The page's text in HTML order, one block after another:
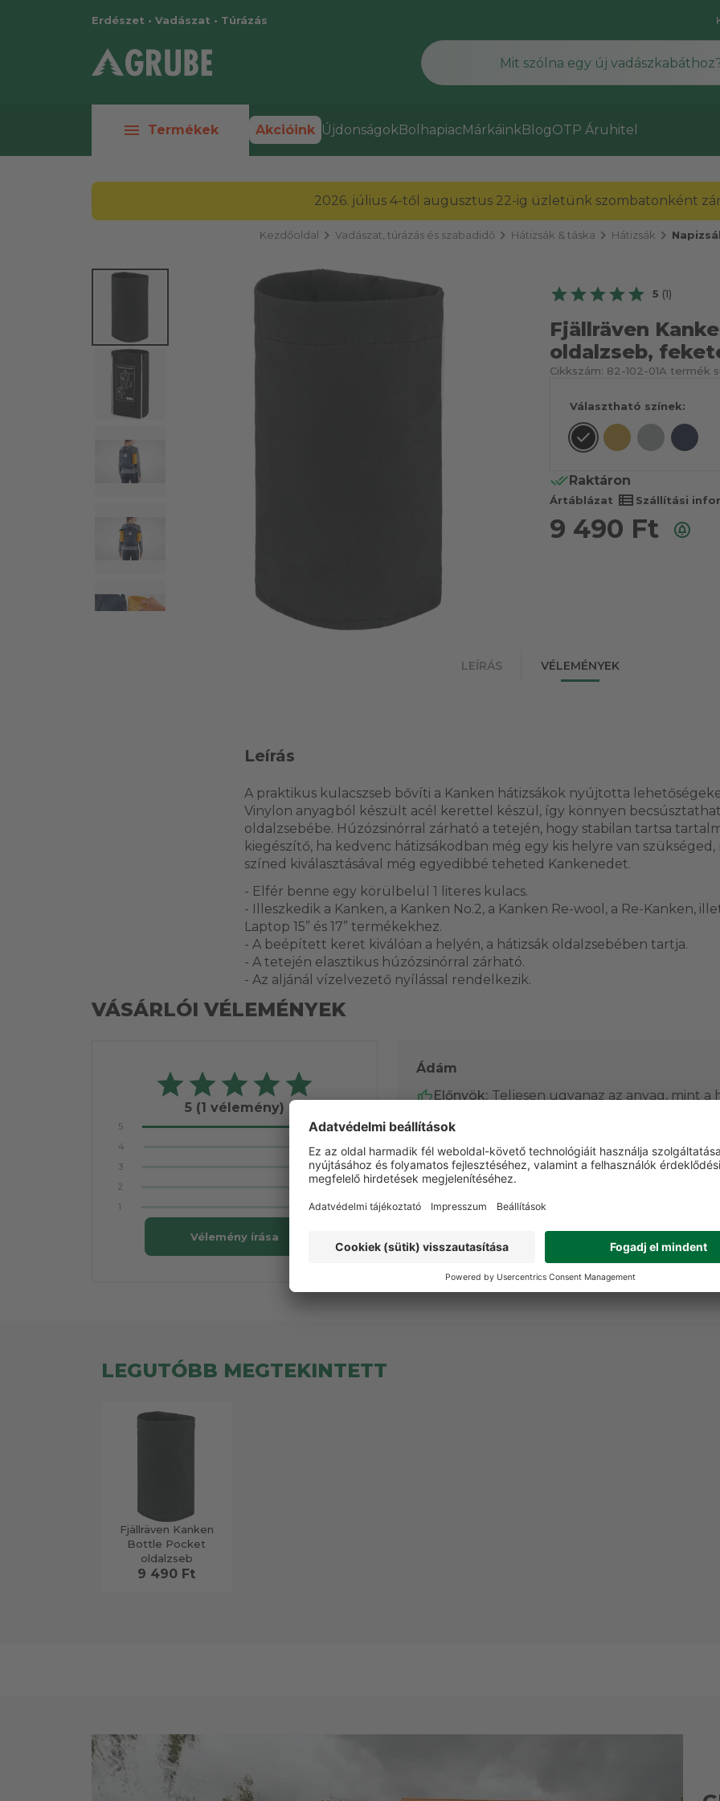
Erdészet • Vadászat • Túrázás
menu Termékek Akcióink ÚjdonságokBolhapiacMárkáinkBlogOTP Áruhitel
2026. július 4-től augusztus 22-ig üzletünk szombatonként
Kezdőoldal chevron_right Vadászat, túrázás és szabadidő chevron_right Hátizsák & táska chevron_right Hátizsák chevron_right
5 (1)
Fjällräven
oldalzseb,
Cikkszám: 82-102-01A termék
Választható színek:
Raktáron
Ártáblázat view_list Szállítási
9 490 Ft
LEÍRÁS VÉLEMÉNYEK
Leírás
A praktikus kulacszseb bővíti a Kanken hátizsákok nyújtotta
Vinylon anyagból készült acél kerettel készül, így könnyen
oldalzsebébe. Húzózsinórral zárható a tetején, hogy stabilan tartsa
kiegészítő, ha kedvenc hátizsákodban még egy kis helyre van
színed kiválasztásával még egyedibbé teheted Kankenedet.
- Elfér benne egy körülbelül 1 literes kulacs.
- Illeszkedik a Kanken, a Kanken No.2, a Kanken Re-wool, a Re-Kanken,
Laptop 15” és 17” termékekhez.
- A beépített keret kiválóan a helyén, a hátizsák oldalzsebében tartja.
- A tetején elasztikus húzózsinórral zárható.
- Az aljánál vízelvezető nyílással rendelkezik.
VÁSÁRLÓI VÉLEMÉNYEK
5 (1 vélemény)
5
4
3
2
1
Vélemény írása
Ádám
Előnyök: Teljesen ugyanaz az anyag, mint a
Hátrányok:
Nagyon praktikus kiegészítő és akár 1,5
literes flakon is belefér.
LEGUTÓBB MEGTEKINTETT
Fjällräven Kanken
Bottle Pocket
oldalzseb
9 490 Ft